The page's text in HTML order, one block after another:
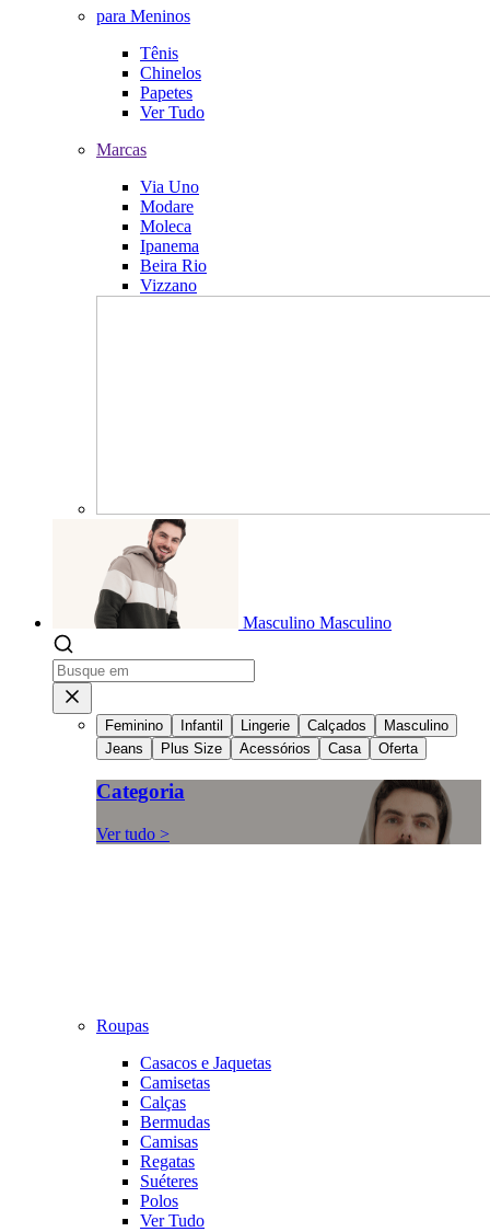
para Meninos
Tênis
Chinelos
Papetes
Ver Tudo
Marcas
Via Uno
Modare
Moleca
Ipanema
Beira Rio
Vizzano
Masculino Masculino
Feminino Infantil Lingerie Calçados
Masculino
Jeans
Plus Size Acessórios Casa Oferta
Categoria
Ver tudo >
Roupas
Casacos e Jaquetas
Camisetas
Calças
Bermudas
Camisas
Regatas
Suéteres
Polos
Ver Tudo